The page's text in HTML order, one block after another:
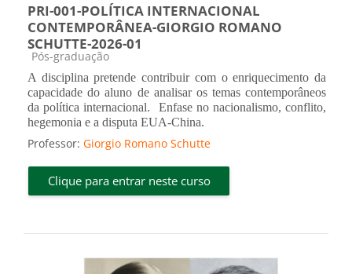
PRI-001-POLÍTICA INTERNACIONAL
CONTEMPORÂNEA-GIORGIO ROMANO
SCHUTTE-2026-01
Categoria do curso
Pós-graduação
A disciplina pretende contribuir com o enriquecimento da
capacidade do aluno de analisar os temas contemporâneos
da política internacional.
Enfase no nacionalismo, conflito,
hegemonia e a disputa EUA-China.
Professor: Giorgio Romano Schutte
Clique para entrar neste curso